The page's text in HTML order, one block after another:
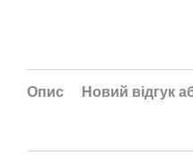
Опис Новий відгук